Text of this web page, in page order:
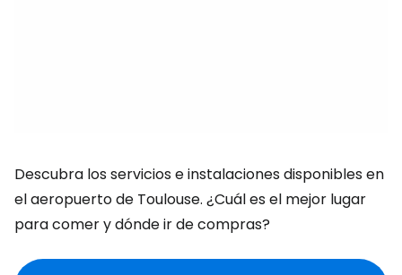
Descubra los servicios e instalaciones disponibles en
el aeropuerto de Toulouse. ¿Cuál es el mejor lugar
para comer y dónde ir de compras?